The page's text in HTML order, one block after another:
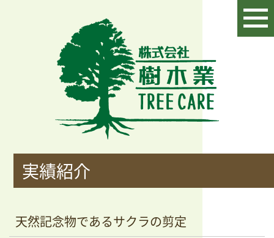
実績紹介
天然記念物であるサクラの剪定